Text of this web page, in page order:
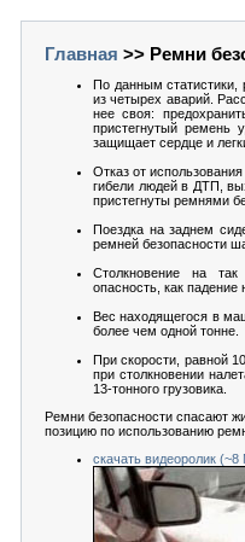
Главная >> Ремни
По данным статистики,
из четырех аварий.
нее своя:
пристегнутый ремень
защищает сердце и
Отказ от
гибели людей в ДТП,
пристегнуты ремнями
Поездка на заднем
ремней безопасности
Столкновение на так
опасность, как
Вес находящегося в
более чем одной тонне.
При скорости, равной
при столкновении
13-тонного грузовика.
Ремни безопасности спасают
позицию по использованию
скачать видеоролик (~8